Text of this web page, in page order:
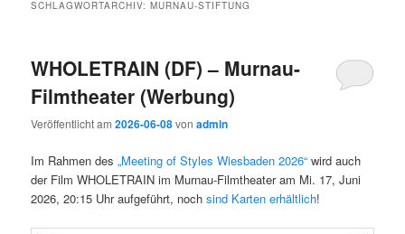
SCHLAGWORTARCHIV:MURNAU-STIFTUNG
WHOLETRAIN (DF) – Murnau-
Filmtheater (Werbung)
Veröffentlicht am2026-06-08vonadmin
Im Rahmen des „Meeting of Styles Wiesbaden 2026“ wird auch
der Film WHOLETRAIN im Murnau-Filmtheater am Mi. 17, Juni
2026, 20:15 Uhr aufgeführt, nochsind Karten erhältlich!